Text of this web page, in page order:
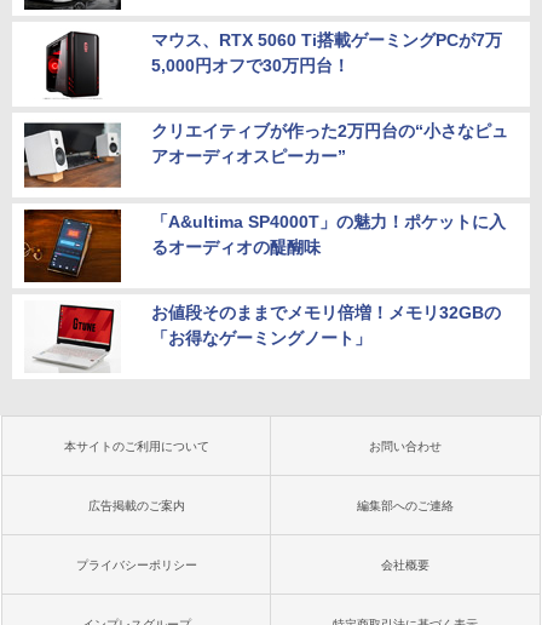
マウス、RTX 5060 Ti搭載ゲーミングPCが7万
5,000円オフで30万円台！
クリエイティブが作った2万円台の“小さなピュ
アオーディオスピーカー”
「A&ultima SP4000T」の魅力！ポケットに入
るオーディオの醍醐味
お値段そのままでメモリ倍増！メモリ32GBの
「お得なゲーミングノート」
本サイトのご利用について お問い合わせ
広告掲載のご案内 編集部へのご連絡
プライバシーポリシー 会社概要